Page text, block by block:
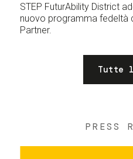
STEP FuturAbility District
nuovo programma fedeltà
Partner.
Tutte
PRESS